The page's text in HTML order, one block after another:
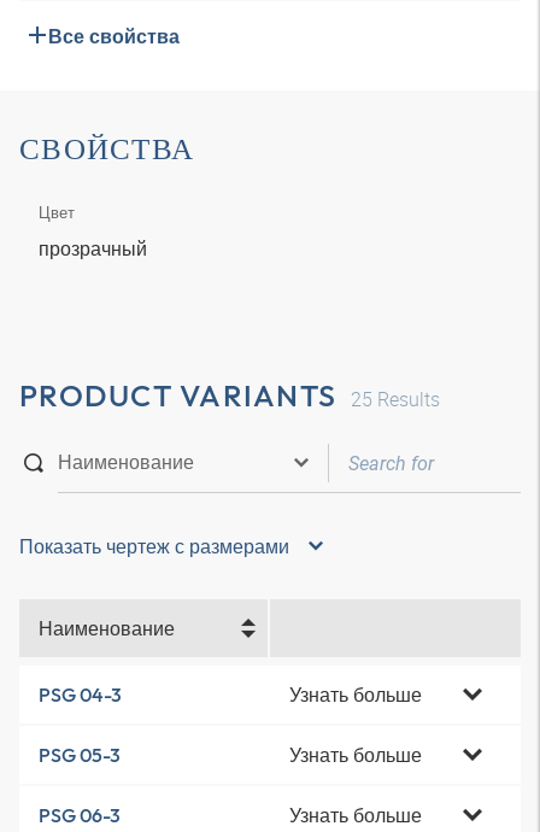
Все свойства
СВОЙСТВА
Цвет
прозрачный
PRODUCT VARIANTS 25 Results
Показать чертеж с размерами
Наименование
PSG 04-3 Узнать больше
PSG 05-3 Узнать больше
PSG 06-3 Узнать больше